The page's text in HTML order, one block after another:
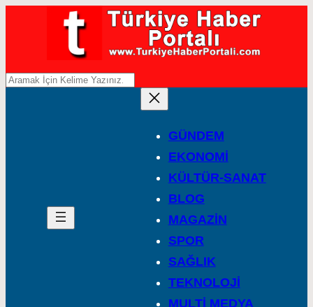
A
GÜNDEM
EKONOMİ
KÜLTÜR-SANAT
BLOG
MAGAZİN
SPOR
SAĞLIK
TEKNOLOJİ
MULTİ MEDYA